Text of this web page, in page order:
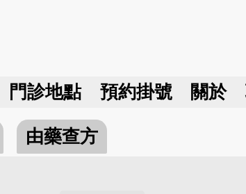
門診地點 預約掛號 關於
由藥查方